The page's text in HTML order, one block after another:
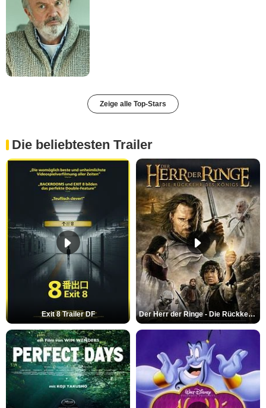
Zeige alle Top-Stars
Die beliebtesten Trailer
Exit 8 Trailer DF Der Herr der Ringe - Die Rückkehr des Königs Trailer OV